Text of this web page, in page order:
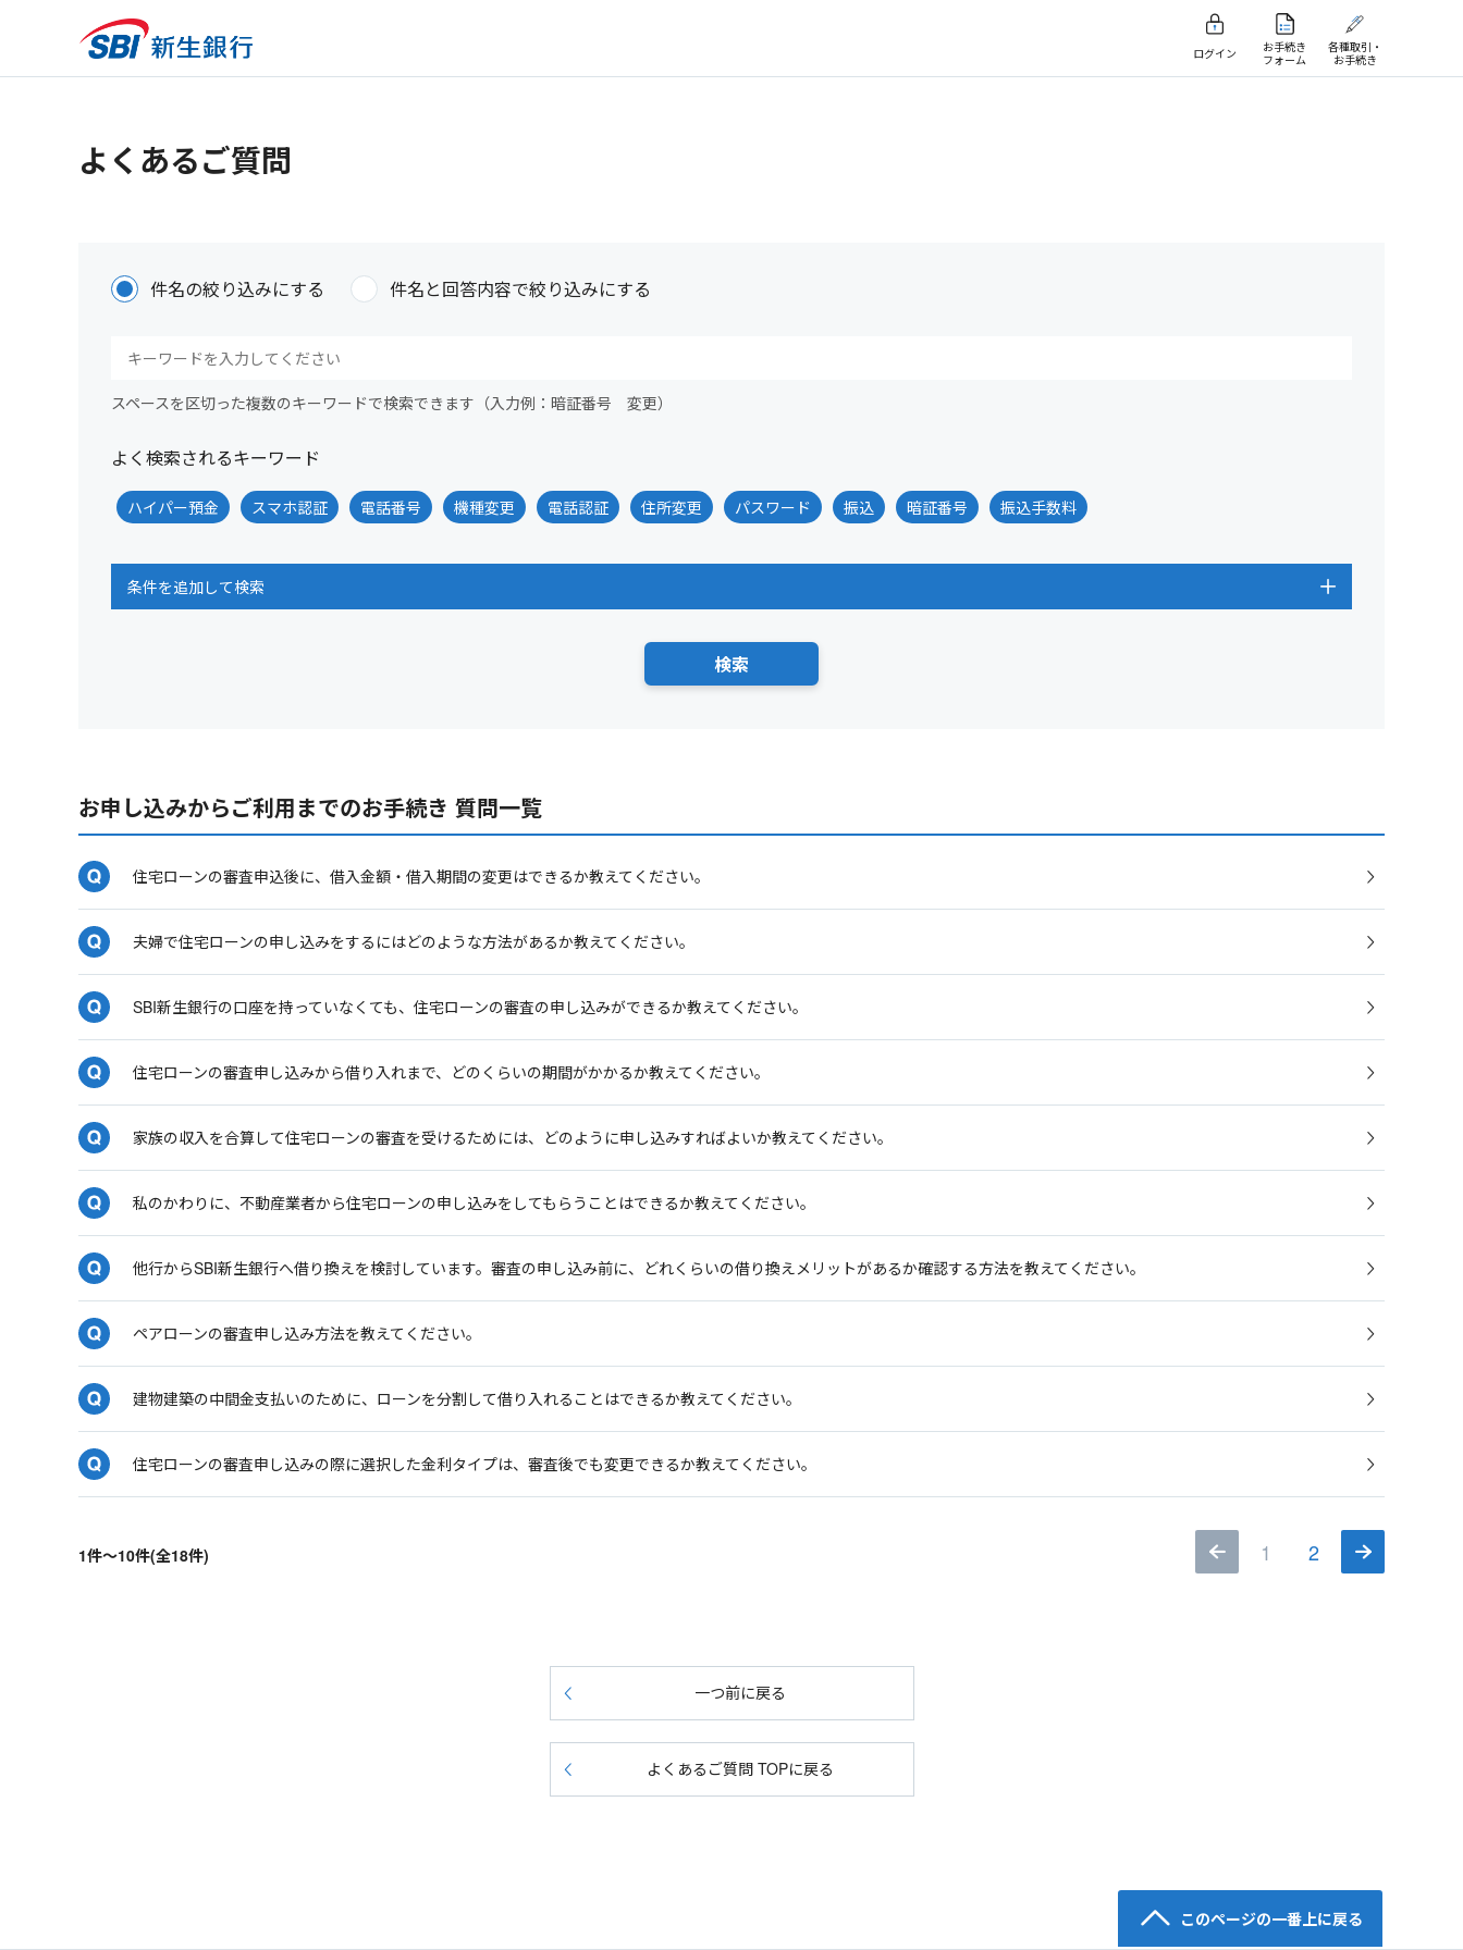
ログイン
お手続き
フォーム
各種取引・
お手続き
よくあるご質問
件名の絞り込みにする 件名と回答内容で絞り込みにする
スペースを区切った複数のキーワードで検索できます（入力例：暗証番号 変更）
よく検索されるキーワード
ハイパー預金 スマホ認証 電話番号 機種変更 電話認証 住所変更 パスワード 振込 暗証番号 振込手数料
条件を追加して検索
お申し込みからご利用までのお手続き 質問一覧
住宅ローンの審査申込後に、借入金額・借入期間の変更はできるか教えてください。
夫婦で住宅ローンの申し込みをするにはどのような方法があるか教えてください。
SBI新生銀行の口座を持っていなくても、住宅ローンの審査の申し込みができるか教えてください。
住宅ローンの審査申し込みから借り入れまで、どのくらいの期間がかかるか教えてください。
家族の収入を合算して住宅ローンの審査を受けるためには、どのように申し込みすればよいか教えてください。
私のかわりに、不動産業者から住宅ローンの申し込みをしてもらうことはできるか教えてください。
他行からSBI新生銀行へ借り換えを検討しています。審査の申し込み前に、どれくらいの借り換えメリットがあるか確認する方法を教えてください。
ペアローンの審査申し込み方法を教えてください。
建物建築の中間金支払いのために、ローンを分割して借り入れることはできるか教えてください。
住宅ローンの審査申し込みの際に選択した金利タイプは、審査後でも変更できるか教えてください。
1件～10件(全18件) 1 2
一つ前に戻る
よくあるご質問 TOPに戻る
このページの一番上に戻る